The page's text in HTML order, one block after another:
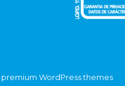
premium WordPress themes